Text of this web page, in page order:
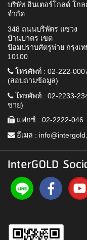
บริษัท อินเตอร์โกลด์ โกล
จำกัด
348 ถนนบริพัตร แขวง
บ้านบาตร เขต
ป้อมปราบศัตรูพ่าย กรุงเท
10100
โทรศัพท์ : 02-222-
(สอบถามข้อมูล)
โทรศัพท์ : 02-2233-
ขาย)
แฟกซ์ : 02-2222-046
อีเมล :
InterGOLD